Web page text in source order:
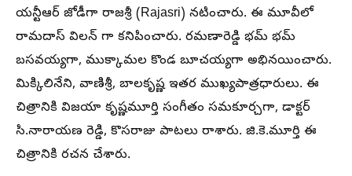
యన్టీఆర్ జోడీగా రాజశ్రీ (Rajasri) నటించారు. ఈ మూవీలో
రామదాస్ విలన్ గా కనిపించారు. రమణారెడ్డి భమ్ భమ్
బసవయ్యగా, ముక్కామల కొండ బూచయ్యగా అభినయించారు.
మిక్కిలినేని, వాణిశ్రీ, బాలకృష్ణ ఇతర ముఖ్యపాత్రధారులు. ఈ
చిత్రానికి విజయా కృష్ణమూర్తి సంగీతం సమకూర్చగా, డాక్టర్
సి.నారాయణ రెడ్డి, కొసరాజు పాటలు రాశారు. జి.కె.మూర్తి ఈ
చిత్రానికి రచన చేశారు.